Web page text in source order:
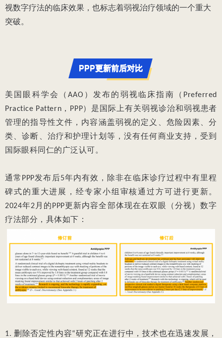
视数字疗法的临床效果，也标志着弱视治疗领域的一个重大
突破。
PPP更新前后对比
美国眼科学会（AAO）发布的弱视临床指南（Preferred
Practice Pattern，PPP）是国际上有关弱视诊治和弱视患者
管理的指导性文件，内容涵盖弱视的定义、危险因素、分
类、诊断、治疗和护理计划等，没有任何商业支持，受到
国际眼科同仁的广泛认可。
通常PPP发布后5年内有效，除非在临床诊疗过程中有里程
碑式的重大进展，经专家小组审核通过方可进行更新。
2024年2月的PPP更新内容全部体现在在双眼（分视）数字
疗法部分，具体如下：
1. 删除否定性内容“研究正在进行中，技术也在迅速发展，